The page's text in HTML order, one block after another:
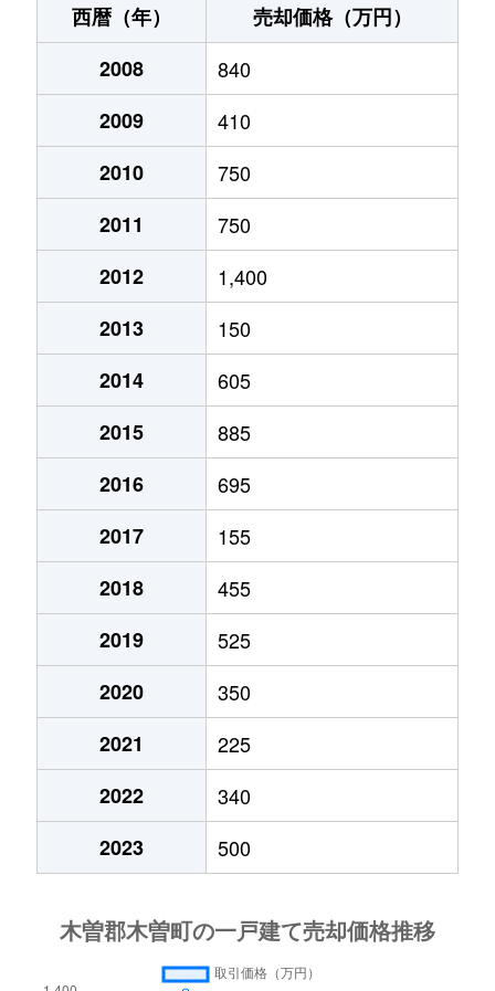
西暦（年）
売却価格（万円）
2008
840
2009
410
2010
750
2011
750
2012
1,400
2013
150
2014
605
2015
885
2016
695
2017
155
2018
455
2019
525
2020
350
2021
225
2022
340
2023
500